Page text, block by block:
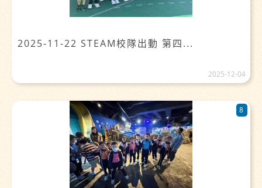
2025-11-22 STEAM校隊出動 第四...
2025-12-04
8